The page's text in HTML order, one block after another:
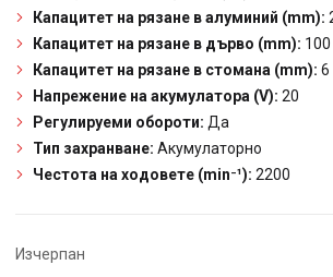
Капацитет на рязане в алуминий (mm):
Капацитет на рязане в дърво (mm): 100
Капацитет на рязане в стомана (mm): 6
Напрежение на акумулатора (V): 20
Регулируеми обороти: Да
Тип захранване: Акумулаторно
Честота на ходовете (min⁻¹): 2200
Изчерпан